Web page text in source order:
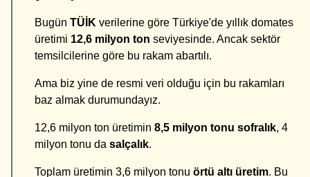
Bugün TÜİK verilerine göre Türkiye'de yıllık domates
üretimi 12,6 milyon ton seviyesinde. Ancak sektör
temsilcilerine göre bu rakam abartılı.
Ama biz yine de resmi veri olduğu için bu rakamları
baz almak durumundayız.
12,6 milyon ton üretimin 8,5 milyon tonu sofralık, 4
milyon tonu da salçalık.
Toplam üretimin 3,6 milyon tonu örtü altı üretim. Bu